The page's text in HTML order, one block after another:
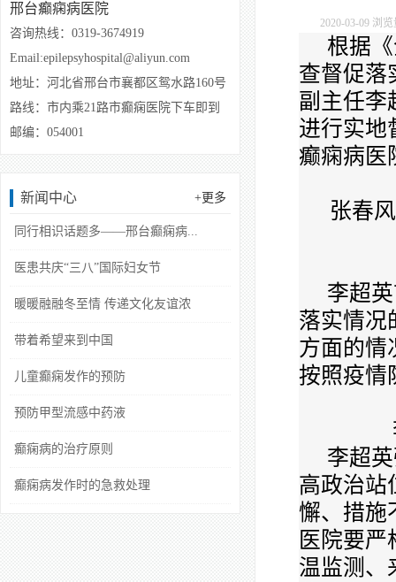
邢台癫痫病医院
咨询热线：0319-3674919
Email:epilepsyhospital@aliyun.com
地址： 河北省邢台市襄都区鸳水路160号
路线：市内乘21路市癫痫医院下车即到
邮编：054001
+更多
新闻中心
同行相识话题多——邢台癫痫病...
医患共庆“三八”国际妇女节
暖暖融融冬至情 传递文化友谊浓
带着希望来到中国
儿童癫痫发作的预防
预防甲型流感中药液
癫痫病的治疗原则
癫痫病发作时的急救处理
2020-03-09 浏览
根据
查督促落
副主任李
进行实地
癫痫病医
张春
李超
落实情况
方面的情
按照疫情
李超
高政治站
懈、措施
医院要
温监测、